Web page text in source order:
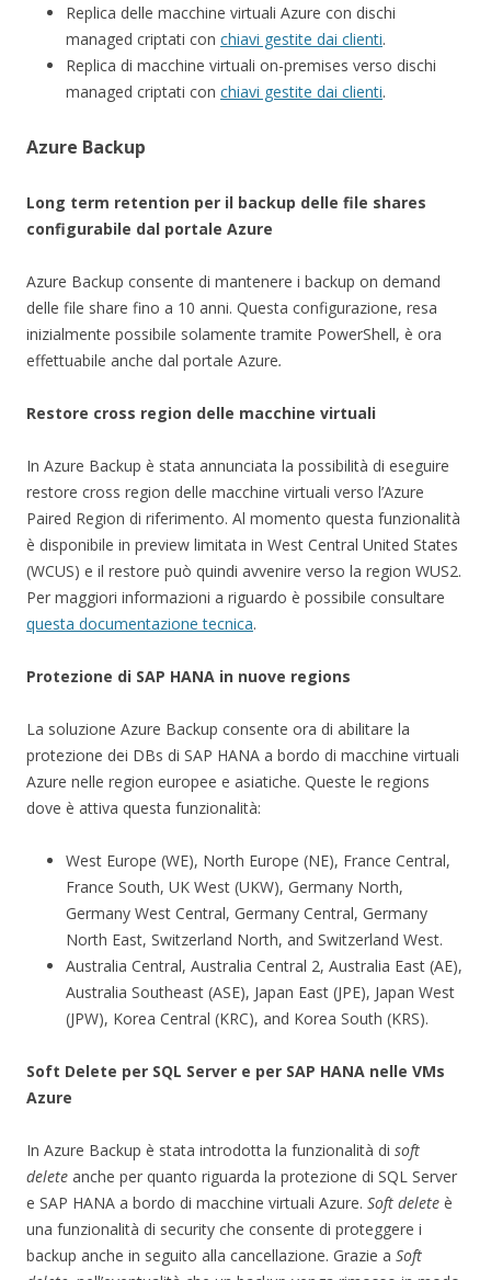
Replica delle macchine virtuali Azure con dischi
managed criptati con chiavi gestite dai clienti.
Replica di macchine virtuali on-premises verso dischi
managed criptati con chiavi gestite dai clienti.
Azure Backup
Long term retention per il backup delle file shares
configurabile dal portale Azure
Azure Backup consente di mantenere i backup on demand
delle file share fino a 10 anni. Questa configurazione, resa
inizialmente possibile solamente tramite PowerShell, è ora
effettuabile anche dal portale Azure.
Restore cross region delle macchine virtuali
In Azure Backup è stata annunciata la possibilità di eseguire
restore cross region delle macchine virtuali verso l’Azure
Paired Region di riferimento. Al momento questa funzionalità
è disponibile in preview limitata in West Central United States
(WCUS) e il restore può quindi avvenire verso la region WUS2.
Per maggiori informazioni a riguardo è possibile consultare
questa documentazione tecnica.
Protezione di SAP HANA in nuove regions
La soluzione Azure Backup consente ora di abilitare la
protezione dei DBs di SAP HANA a bordo di macchine virtuali
Azure nelle region europee e asiatiche. Queste le regions
dove è attiva questa funzionalità:
West Europe (WE), North Europe (NE), France Central,
France South, UK West (UKW), Germany North,
Germany West Central, Germany Central, Germany
North East, Switzerland North, and Switzerland West.
Australia Central, Australia Central 2, Australia East (AE),
Australia Southeast (ASE), Japan East (JPE), Japan West
(JPW), Korea Central (KRC), and Korea South (KRS).
Soft Delete per SQL Server e per SAP HANA nelle VMs
Azure
In Azure Backup è stata introdotta la funzionalità di soft
delete anche per quanto riguarda la protezione di SQL Server
e SAP HANA a bordo di macchine virtuali Azure. Soft delete è
una funzionalità di security che consente di proteggere i
backup anche in seguito alla cancellazione. Grazie a Soft